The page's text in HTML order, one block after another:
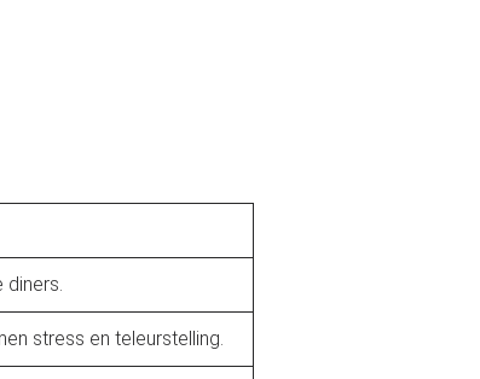
diners.
stress en teleurstelling.